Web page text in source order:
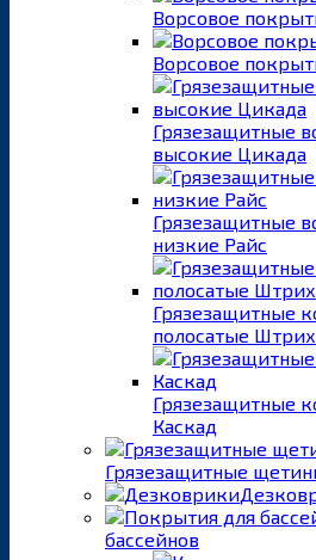
Ворсовое
Ворсовое
Грязезащитные
высокие Цикада
Грязезащитные
низкие Райс
Грязезащитные
полосатые Штрих
Грязезащитные
Каскад
Грязезащитные
бассейнов